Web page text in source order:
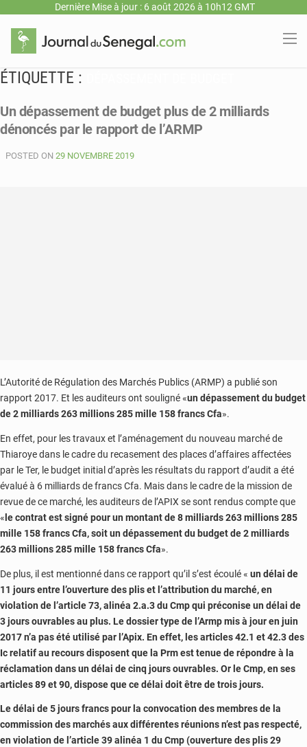
Dernière Mise à jour : 6 août 2026 à 10h12 GMT
ÉTIQUETTE :
Un dépassement de budget plus de 2 milliards
dénoncés par le rapport de l’ARMP
POSTED ON 29 NOVEMBRE 2019
L’Autorité de Régulation des Marchés Publics (ARMP) a publié son
rapport 2017. Et les auditeurs ont souligné «un dépassement du budget
de 2 milliards 263 millions 285 mille 158 francs Cfa».
En effet, pour les travaux et l’aménagement du nouveau marché de
Thiaroye dans le cadre du recasement des places d’affaires affectées
par le Ter, le budget initial d’après les résultats du rapport d’audit a été
évalué à 6 milliards de francs Cfa. Mais dans le cadre de la mission de
revue de ce marché, les auditeurs de l’APIX se sont rendus compte que
« le contrat est signé pour un montant de 8 milliards 263 millions 285
mille 158 francs Cfa, soit un dépassement du budget de 2 milliards
263 millions 285 mille 158 francs Cfa».
De plus, il est mentionné dans ce rapport qu’il s’est écoulé « un délai de
11 jours entre l’ouverture des plis et l’attribution du marché, en
violation de l’article 73, alinéa 2.a.3 du Cmp qui préconise un délai de
3 jours ouvrables au plus. Le dossier type de l’Armp mis à jour en juin
2017 n’a pas été utilisé par l’Apix. En effet, les articles 42.1 et 42.3 des
Ic relatif au recours disposent que la Prm est tenue de répondre à la
réclamation dans un délai de cinq jours ouvrables. Or le Cmp, en ses
articles 89 et 90, dispose que ce délai doit être de trois jours.
Le délai de 5 jours francs pour la convocation des membres de la
commission des marchés aux différentes réunions n’est pas respecté,
en violation de l’article 39 alinéa 1 du Cmp (ouverture des plis 29